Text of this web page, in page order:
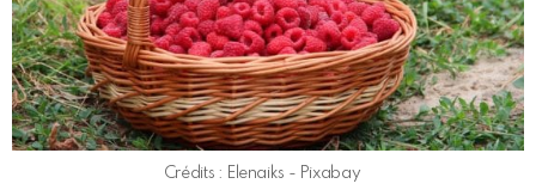
Crédits : Elenaiks - Pixabay